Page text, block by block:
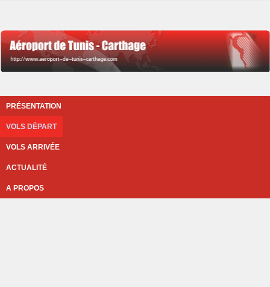
PRÉSENTATION
VOLS DÉPART
VOLS ARRIVÉE
ACTUALITÉ
A PROPOS